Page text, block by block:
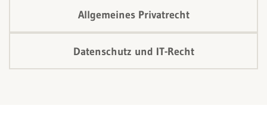
Allgemeines Privatrecht
Datenschutz und IT-Recht